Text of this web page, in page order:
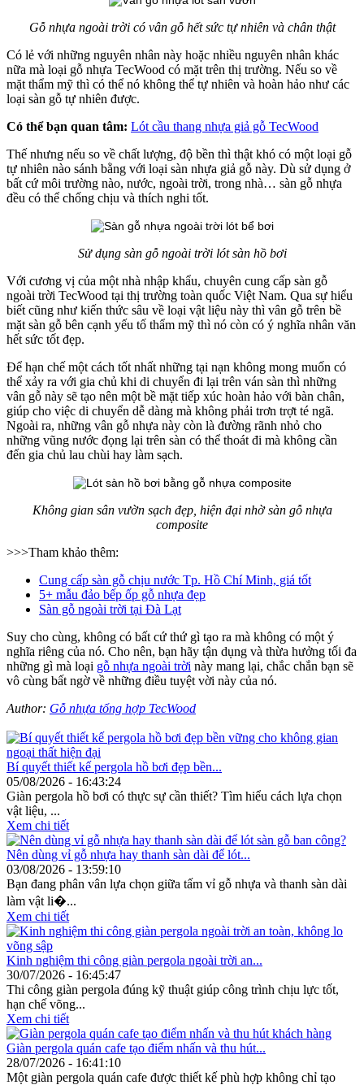
Gỗ nhựa ngoài trời có vân gỗ hết sức tự nhiên và chân thật
Có lẻ với những nguyên nhân này hoặc nhiều nguyên nhân khác
nữa mà loại gỗ nhựa TecWood có mặt trên thị trường. Nếu so về
mặt thẩm mỹ thì có thể nó không thể tự nhiên và hoàn hảo như các
loại sàn gỗ tự nhiên được.
Có thể bạn quan tâm: Lót cầu thang nhựa giả gỗ TecWood
Thế nhưng nếu so về chất lượng, độ bền thì thật khó có một loại gỗ
tự nhiên nào sánh bằng với loại sàn nhựa giả gỗ này. Dù sử dụng ở
bất cứ môi trường nào, nước, ngoài trời, trong nhà… sàn gỗ nhựa
đều có thể chống chịu và thích nghi tốt.
Sử dụng sàn gỗ ngoài trời lót sàn hồ bơi
Với cương vị của một nhà nhập khẩu, chuyên cung cấp sàn gỗ
ngoài trời TecWood tại thị trường toàn quốc Việt Nam. Qua sự hiểu
biết cũng như kiến thức sâu về loại vật liệu này thì vân gỗ trên bề
mặt sàn gỗ bên cạnh yếu tố thẩm mỹ thì nó còn có ý nghĩa nhân văn
hết sức tốt đẹp.
Để hạn chế một cách tốt nhất những tại nạn không mong muốn có
thể xảy ra với gia chủ khi di chuyển đi lại trên ván sàn thì những
vân gỗ này sẽ tạo nên một bề mặt tiếp xúc hoàn hảo với bàn chân,
giúp cho việc di chuyển dễ dàng mà không phải trơn trợt té ngã.
Ngoài ra, những vân gỗ nhựa này còn là đường rãnh nhỏ cho
những vũng nước đọng lại trên sàn có thể thoát đi mà không cần
đến gia chủ lau chùi hay làm sạch.
Không gian sân vườn sạch đẹp, hiện đại nhờ sàn gỗ nhựa
composite
>>>Tham khảo thêm:
Cung cấp sàn gỗ chịu nước Tp. Hồ Chí Minh, giá tốt
5+ mẫu đảo bếp ốp gỗ nhựa đẹp
Sàn gỗ ngoài trời tại Đà Lạt
Suy cho cùng, không có bất cứ thứ gì tạo ra mà không có một ý
nghĩa riêng của nó. Cho nên, bạn hãy tận dụng và thừa hưởng tối đa
những gì mà loại gỗ nhựa ngoài trời này mang lại, chắc chắn bạn sẽ
vô cùng bất ngờ về những điều tuyệt vời này của nó.
Author: Gỗ nhựa tổng hợp TecWood
Bí quyết thiết kế pergola hồ bơi đẹp bền...
05/08/2026 - 16:43:24
Giàn pergola hồ bơi có thực sự cần thiết? Tìm hiểu cách lựa chọn
vật liệu, ...
Xem chi tiết
Nên dùng vỉ gỗ nhựa hay thanh sàn dài để lót...
03/08/2026 - 13:59:10
Bạn đang phân vân lựa chọn giữa tấm vỉ gỗ nhựa và thanh sàn dài
làm vật li�...
Xem chi tiết
Kinh nghiệm thi công giàn pergola ngoài trời an...
30/07/2026 - 16:45:47
Thi công giàn pergola đúng kỹ thuật giúp công trình chịu lực tốt,
hạn chế võng...
Xem chi tiết
Giàn pergola quán cafe tạo điểm nhấn và thu hút...
28/07/2026 - 16:41:10
Một giàn pergola quán cafe được thiết kế phù hợp không chỉ tạo